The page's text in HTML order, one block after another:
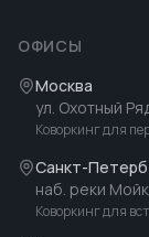
ОФИСЫ
Москва
ул. Охотный
Коворкинг для
Санкт-
наб. реки
Коворкинг для